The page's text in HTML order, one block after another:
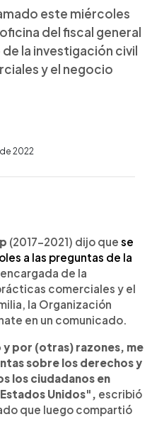
este miércoles
del fiscal general
la investigación civil
y el negocio
2022
(2017-2021) dijo que se
a las preguntas de la
encargada de la
comerciales y el
la Organización
en un comunicado.
por (otras) razones, me
sobre los derechos y
los ciudadanos en
Unidos", escribió
que luego compartió